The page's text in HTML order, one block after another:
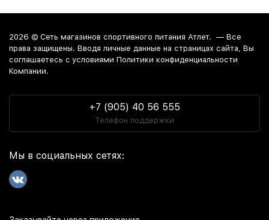
2026 © Сеть магазинов спортивного питания Атлет. — Все
права защищены. Вводя личные данные на страницах сайта, Вы
соглашаетесь c условиями Политики конфиденциальности
Компании.
+7 (905) 40 56 555
Телефон поддержки
Мы в социальных сетях: